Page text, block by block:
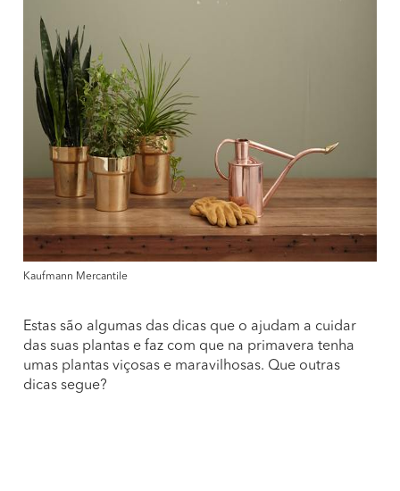
Kaufmann Mercantile
Estas são algumas das dicas que o ajudam a cuidar
das suas plantas e faz com que na primavera tenha
umas plantas viçosas e maravilhosas. Que outras
dicas segue?